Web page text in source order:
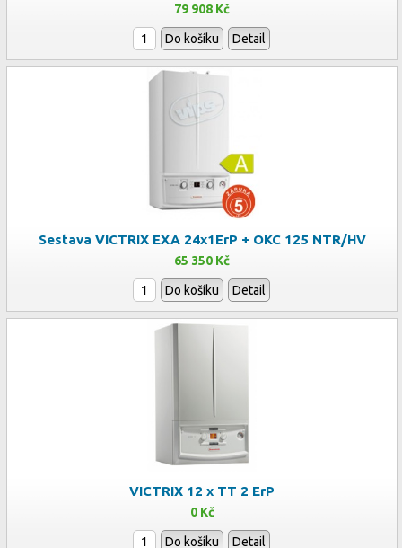
79 908 Kč
Do košíku Detail
Sestava VICTRIX EXA 24x1ErP + OKC 125 NTR/HV
65 350 Kč
Do košíku Detail
VICTRIX 12 x TT 2 ErP
0 Kč
Do košíku Detail